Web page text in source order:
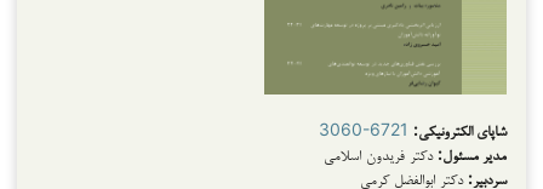
شاپای الکترونیکی: 3060-6721
مدیر مسئول: دکتر فریدون اسلامی
سردبیر: دکتر ابوالفضل کرمی